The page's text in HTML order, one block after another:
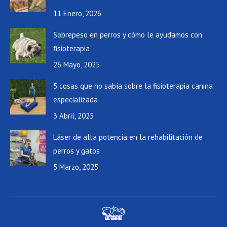
11 Enero, 2026
Sobrepeso en perros y cómo le ayudamos con
fisioterapia
26 Mayo, 2025
5 cosas que no sabía sobre la fisioterapia canina
especializada
3 Abril, 2025
Láser de alta potencia en la rehabilitación de
perros y gatos
5 Marzo, 2025